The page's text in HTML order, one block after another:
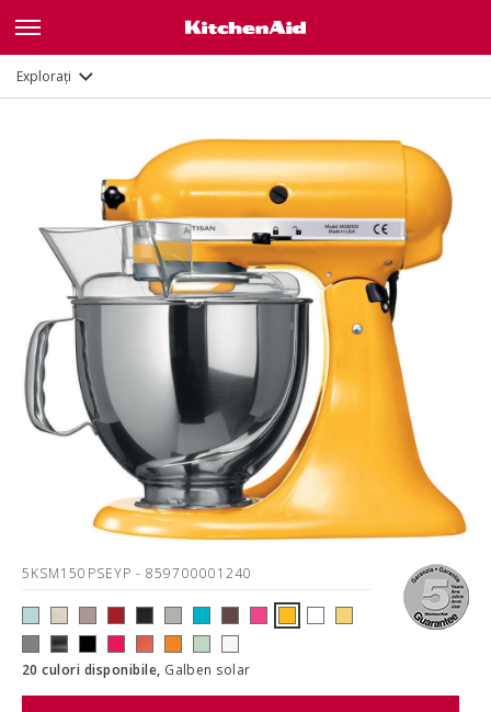
Explorați
5KSM150PSEYP- 859700001240
20 culori disponibile, Galben solar